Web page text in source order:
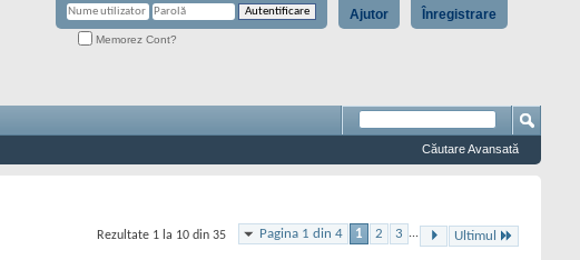
Înregistrare
Ajutor
Memorez Cont?
Căutare Avansată
Pagina 1 din 4 1 2 3 ... Ultimul
Rezultate 1 la 10 din 35